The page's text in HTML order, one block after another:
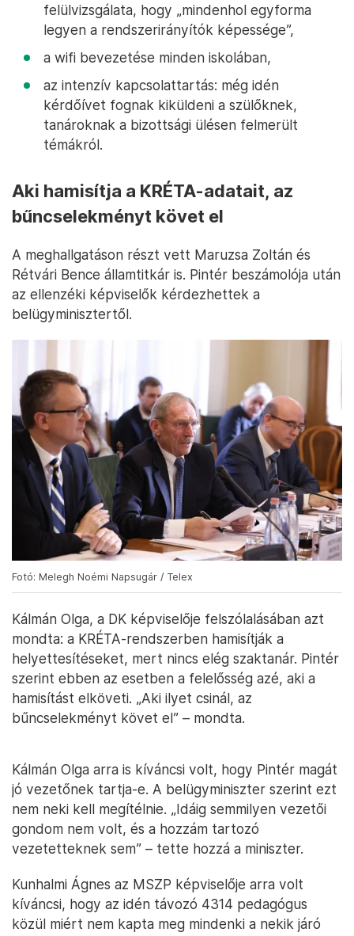
felülvizsgálata, hogy „mindenhol egyforma
legyen a rendszerirányítók képessége”,
a wifi bevezetése minden iskolában,
az intenzív kapcsolattartás: még idén
kérdőívet fognak kiküldeni a szülőknek,
tanároknak a bizottsági ülésen felmerült
témákról.
Aki hamisítja a KRÉTA-adatait, az
bűncselekményt követ el
A meghallgatáson részt vett Maruzsa Zoltán és
Rétvári Bence államtitkár is. Pintér beszámolója után
az ellenzéki képviselők kérdezhettek a
belügyminisztertől.
Fotó: Melegh Noémi Napsugár / Telex
Kálmán Olga, a DK képviselője felszólalásában azt
mondta: a KRÉTA-rendszerben hamisítják a
helyettesítéseket, mert nincs elég szaktanár. Pintér
szerint ebben az esetben a felelősség azé, aki a
hamisítást elköveti. „Aki ilyet csinál, az
bűncselekményt követ el” – mondta.
Kálmán Olga arra is kíváncsi volt, hogy Pintér magát
jó vezetőnek tartja-e. A belügyminiszter szerint ezt
nem neki kell megítélnie. „Idáig semmilyen vezetői
gondom nem volt, és a hozzám tartozó
vezetetteknek sem” – tette hozzá a miniszter.
Kunhalmi Ágnes az MSZP képviselője arra volt
kíváncsi, hogy az idén távozó 4314 pedagógus
közül miért nem kapta meg mindenki a nekik járó